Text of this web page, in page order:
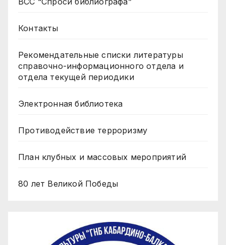
Контакты
Рекомендательные списки литературы
справочно-информационного отдела и
отдела текущей периодики
Электронная библиотека
Противодействие терроризму
План клубных и массовых мероприятий
80 лет Великой Победы